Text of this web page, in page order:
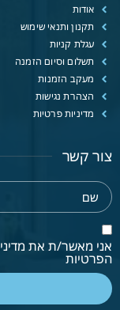
אודות
תקנון ותנאי שימוש
עגלת קניות
תשלום וסיום הזמנה
מעקב הזמנות
הצהרת נגישות
מדיניות פרטיות
צור קשר
אני מאשר/ת את
הפרטיות